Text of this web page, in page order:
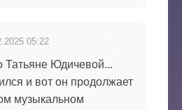
05:22
Татьяне Юдичевой...
и вот он продолжает
музыкальном